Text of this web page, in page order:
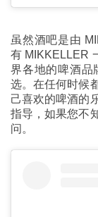
虽然酒吧是由
有 MIKKELLER
界各地的啤酒品
选。在任何时候
己喜欢的啤酒的
指导，如果您不
问。